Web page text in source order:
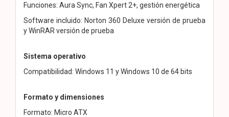
Funciones: Aura Sync, Fan Xpert 2+, gestión energética
Software incluido: Norton 360 Deluxe versión de prueba
y WinRAR versión de prueba
Sistema operativo
Compatibilidad: Windows 11 y Windows 10 de 64 bits
Formato y dimensiones
Formato: Micro ATX